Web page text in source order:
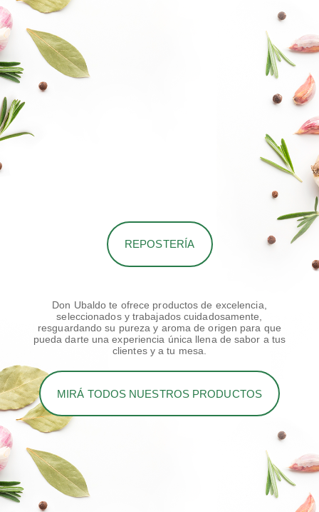
REPOSTERÍA
Don Ubaldo te ofrece productos de excelencia,
seleccionados y trabajados cuidadosamente,
resguardando su pureza y aroma de origen para que
pueda darte una experiencia única llena de sabor a tus
clientes y a tu mesa.
MIRÁ TODOS NUESTROS PRODUCTOS